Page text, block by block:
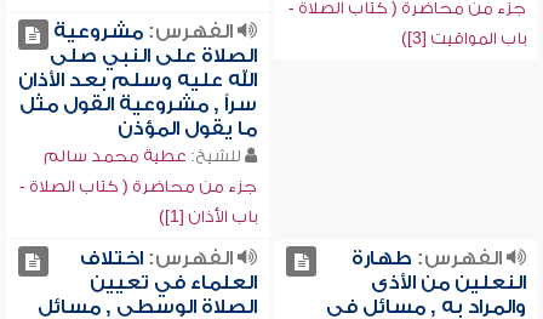
جزء من محاضرة ( كتاب الصلاة -
باب المواقيت [3])
الفهرس:مشروعية
الصلاة على النبي صلى
الله عليه وسلم بعد الأذان
سراً , مشروعية القول مثل
ما يقول المؤذن
للشيخ: عطية محمد سالم
جزء من محاضرة ( كتاب الصلاة -
باب الأذان [1])
الفهرس: طهارة
النعلين من الأذى
والمراد به , مسائل في
الفهرس:اختلاف
العلماء في تعيين
الصلاة الوسطى , مسائل